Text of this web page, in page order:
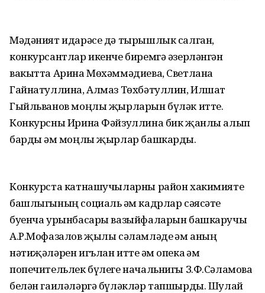
Мәдәният идарәсе дә тырышлык салган,
конкурсантлар икенче биремгә әзерләнгән
вакытта Арина Мөхәммәдиева, Светлана
Гайнатуллина, Алмаз Төхбәтуллин, Илшат
Гыйльванов моңлы җырларын бүләк итте.
Конкурсны Ирина Фәйзуллина бик җанлы алып
барды һәм моңлы җырлар башкарды.
Конкурста катнашучыларны район хакимияте
башлыгының социаль һәм кадрлар сәясәте
буенча урынбасары вазыйфаларын башкаручы
А.Р.Мофазалов җылы сәламләде һәм аның
нәтиҗәләрен игълан итте һәм опека һәм
попечительлек бүлеге начальнигы З.Ф.Сәламова
белән гаиләләргә бүләкләр тапшырды. Шулай